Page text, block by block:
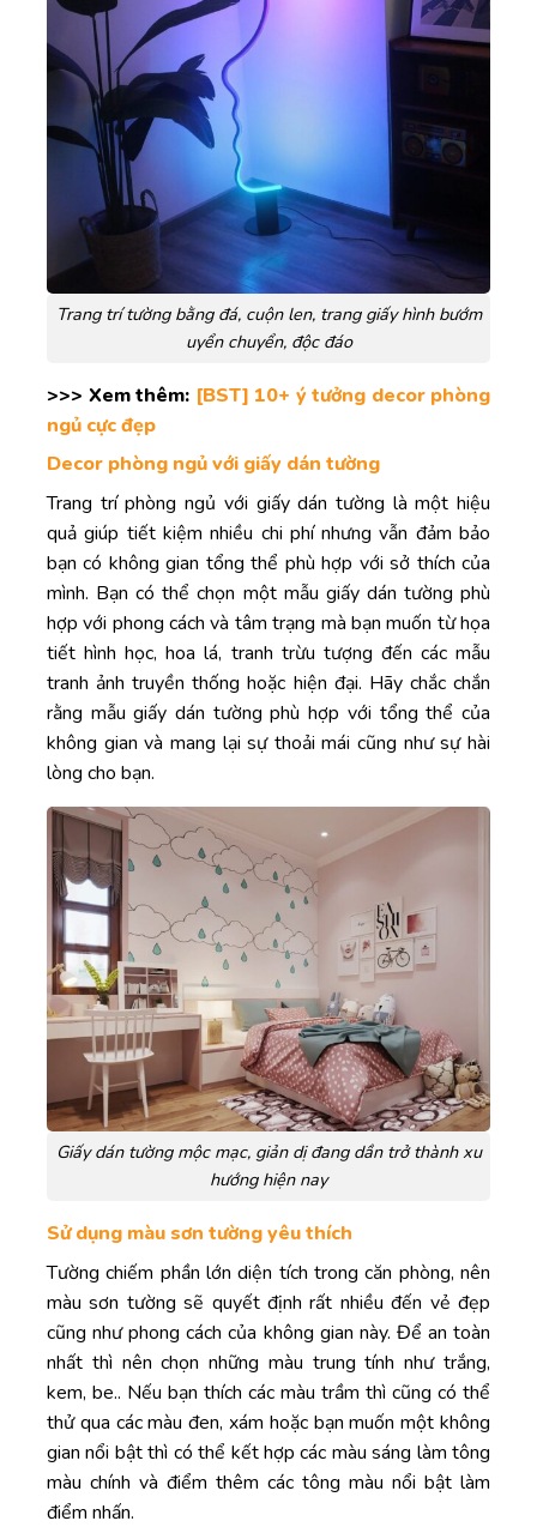
Trang trí tường bằng đá, cuộn len, trang giấy hình bướm
uyển chuyển, độc đáo
>>> Xem thêm: [BST] 10+ ý tưởng decor phòng
ngủ cực đẹp
Decor phòng ngủ với giấy dán tường
Trang trí phòng ngủ với giấy dán tường là một hiệu
quả giúp tiết kiệm nhiều chi phí nhưng vẫn đảm bảo
bạn có không gian tổng thể phù hợp với sở thích của
mình. Bạn có thể chọn một mẫu giấy dán tường phù
hợp với phong cách và tâm trạng mà bạn muốn từ họa
tiết hình học, hoa lá, tranh trừu tượng đến các mẫu
tranh ảnh truyền thống hoặc hiện đại. Hãy chắc chắn
rằng mẫu giấy dán tường phù hợp với tổng thể của
không gian và mang lại sự thoải mái cũng như sự hài
lòng cho bạn.
Giấy dán tường mộc mạc, giản dị đang dần trở thành xu
hướng hiện nay
Sử dụng màu sơn tường yêu thích
Tường chiếm phần lớn diện tích trong căn phòng, nên
màu sơn tường sẽ quyết định rất nhiều đến vẻ đẹp
cũng như phong cách của không gian này. Để an toàn
nhất thì nên chọn những màu trung tính như trắng,
kem, be.. Nếu bạn thích các màu trầm thì cũng có thể
thử qua các màu đen, xám hoặc bạn muốn một không
gian nổi bật thì có thể kết hợp các màu sáng làm tông
màu chính và điểm thêm các tông màu nổi bật làm
điểm nhấn.